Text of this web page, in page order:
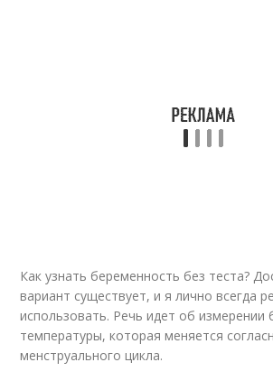
Как узнать беременность без теста?
вариант существует, и я лично всегда
использовать. Речь идет об измерении
температуры, которая меняется
менструального цикла.